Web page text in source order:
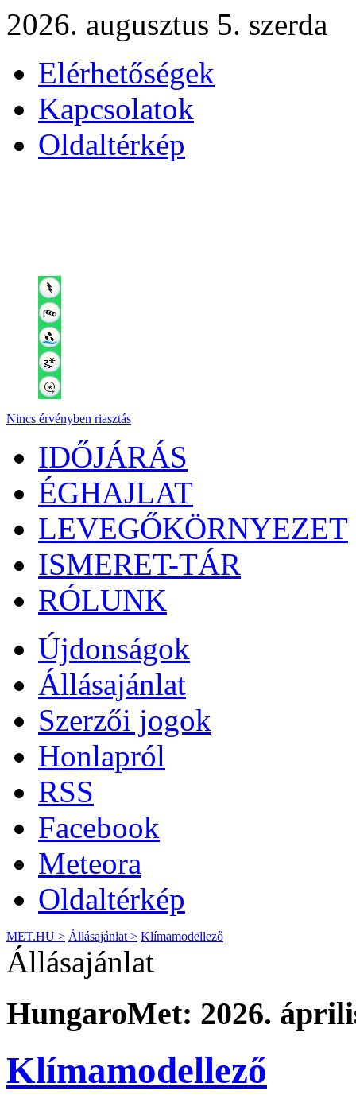
2026. augusztus 5. szerda
Elérhetőségek
Kapcsolatok
Oldaltérkép
Nincs érvényben riasztás
IDŐJÁRÁS
ÉGHAJLAT
LEVEGŐKÖRNYEZET
ISMERET-TÁR
RÓLUNK
Újdonságok
Állásajánlat
Szerzői jogok
Honlapról
RSS
Facebook
Meteora
Oldaltérkép
MET.HU > Állásajánlat > Klímamodellező
Állásajánlat
HungaroMet: 2026.
Klímamodellező